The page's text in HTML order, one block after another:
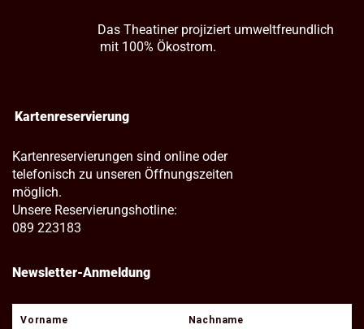
Das Theatiner projiziert umweltfreundlich
mit 100% Ökostrom.
Kartenreservierung
Kartenreservierungen sind online oder
telefonisch zu unseren Öffnungszeiten
möglich.
Unsere Reservierungshotline:
089 223183
Newsletter-Anmeldung